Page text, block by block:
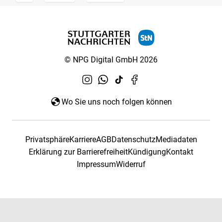
© NPG Digital GmbH 2026
Wo Sie uns noch folgen können
PrivatsphäreKarriereAGBDatenschutzMediadaten
Erklärung zur BarrierefreiheitKündigungKontakt
ImpressumWiderruf